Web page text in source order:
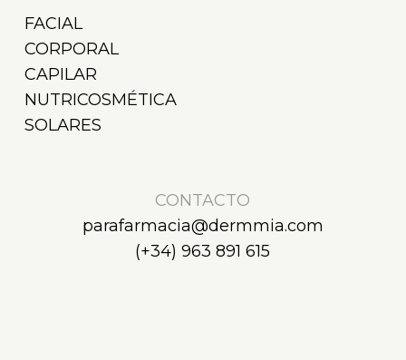
FACIAL
CORPORAL
CAPILAR
NUTRICOSMÉTICA
SOLARES
CONTACTO
parafarmacia@dermmia.com
(+34) 963 891 615